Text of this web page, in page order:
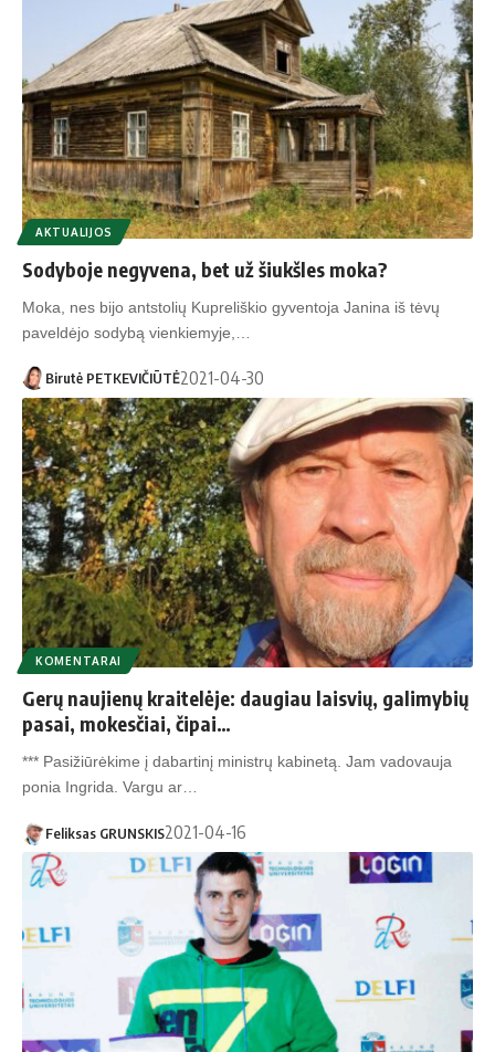
AKTUALIJOS
Sodyboje negyvena, bet už šiukšles moka?
Moka, nes bijo antstolių Kupreliškio gyventoja Janina iš tėvų
paveldėjo sodybą vienkiemyje,…
Birutė PETKEVIČIŪTĖ2021-04-30
KOMENTARAI
Gerų naujienų kraitelėje: daugiau laisvių, galimybių
pasai, mokesčiai, čipai…
*** Pasižiūrėkime į dabartinį ministrų kabinetą. Jam vadovauja
ponia Ingrida. Vargu ar…
Feliksas GRUNSKIS2021-04-16